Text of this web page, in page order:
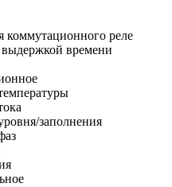
коммутационного реле
выдержкой времени
заполнения